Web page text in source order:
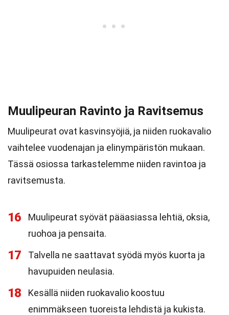
Muulipeuran Ravinto ja Ravitsemus
Muulipeurat ovat kasvinsyöjiä, ja niiden ruokavalio
vaihtelee vuodenajan ja elinympäristön mukaan.
Tässä osiossa tarkastelemme niiden ravintoa ja
ravitsemusta.
16
Muulipeurat syövät pääasiassa lehtiä, oksia,
ruohoa ja pensaita.
17
Talvella ne saattavat syödä myös kuorta ja
havupuiden neulasia.
18
Kesällä niiden ruokavalio koostuu
enimmäkseen tuoreista lehdistä ja kukista.